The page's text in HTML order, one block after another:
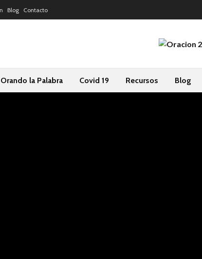
Blog Contacto
Orando la Palabra Covid 19 Recursos Blog